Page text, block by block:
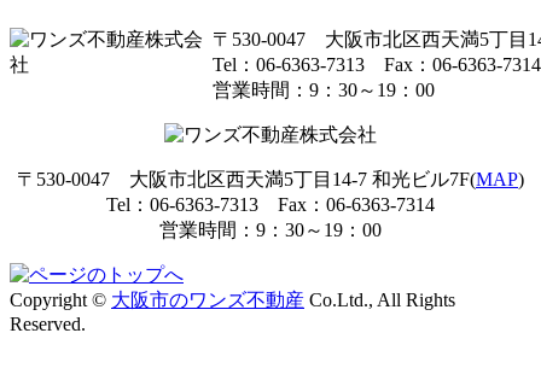
〒530-0047 大阪市北区西天満5丁目
Tel：06-6363-7313 Fax：06-6363-7314
営業時間：9：30～19：00
〒530-0047 大阪市北区西天満5丁目14-7 和光ビル7F(MAP)
Tel：06-6363-7313 Fax：06-6363-7314
営業時間：9：30～19：00
Copyright © 大阪市のワンズ不動産 Co.Ltd., All Rights
Reserved.